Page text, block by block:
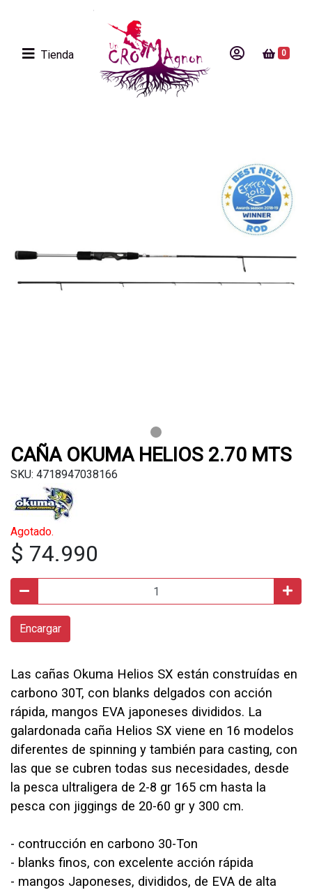
Tienda 0
CAÑA OKUMA HELIOS 2.70 MTS
SKU: 4718947038166
Agotado.
$ 74.990
Encargar
Las cañas Okuma Helios SX están construídas en
carbono 30T, con blanks delgados con acción
rápida, mangos EVA japoneses divididos. La
galardonada caña Helios SX viene en 16 modelos
diferentes de spinning y también para casting, con
las que se cubren todas sus necesidades, desde
la pesca ultraligera de 2-8 gr 165 cm hasta la
pesca con jiggings de 20-60 gr y 300 cm.
- contrucción en carbono 30-Ton
- blanks finos, con excelente acción rápida
- mangos Japoneses, divididos, de EVA de alta